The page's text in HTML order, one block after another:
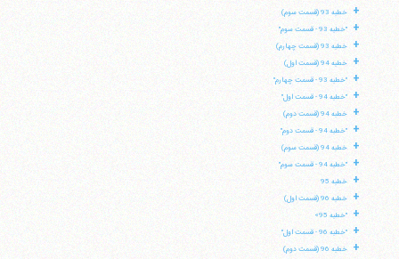
+ خطبه 93 (قسمت سوم)
+ "خطبه 93 - قسمت سوم"
+ خطبه 93 (قسمت چهارم)
+ خطبه 94 (قسمت اول)
+ "خطبه 93 - قسمت چهارم"
+ "خطبه 94 - قسمت اول"
+ خطبه 94 (قسمت دوم)
+ "خطبه 94 - قسمت دوم"
+ خطبه 94 (قسمت سوم)
+ "خطبه 94 - قسمت سوم"
+ خطبه 95
+ خطبه 96 (قسمت اول)
+ "خطبه 95»
+ "خطبه 96 - قسمت اول"
+ خطبه 96 (قسمت دوم)